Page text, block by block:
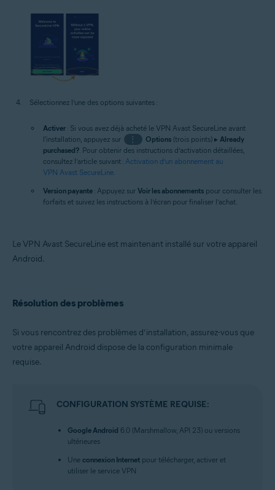
Sélectionnez l’une des options suivantes :
Activer : Si vous avez déjà acheté le VPN Avast SecureLine avant
l'installation, appuyez sur
⋮ Options(trois points) ▸ Already
purchased? . Pour obtenir des instructions d’activation détaillées,
consultez l’article suivant : Activation d’un abonnement au
VPN Avast SecureLine
Version payante : Appuyez sur Voir les abonnements pour consulter les
forfaits et suivez les instructions à l’écran pour finaliser l’achat.
Le VPN Avast SecureLine est maintenant installé sur votre appareil
Android.
Résolution des problèmes
Si vous rencontrez des problèmes d’installation, assurez-vous que
votre appareil Android dispose de la configuration minimale
requise.
CONFIGURATION SYSTÈME REQUISE:
Google Android 6.0 (Marshmallow, API 23) ou versions
ultérieures
Une connexion Internet pour télécharger, activer et
utiliser le service VPN